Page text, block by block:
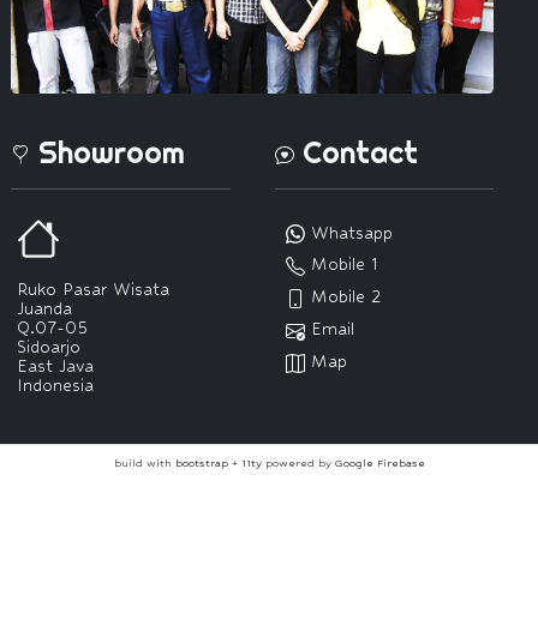
Showroom
Ruko Pasar Wisata
Juanda
Q.07-05
Sidoarjo
East Java
Indonesia
Contact
Whatsapp
Mobile 1
Mobile 2
Email
Map
build with bootstrap+ 11typowered by Google Firebase